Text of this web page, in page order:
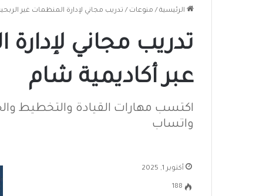
الرئيسية / منوعات / تدريب مجاني لإدارة المنظمات غير
تدريب مجاني
عبر أكاديمية شام
اكتسب مهارات القيادة والتخطيط
واتساب
أكتوبر 1, 2025
188